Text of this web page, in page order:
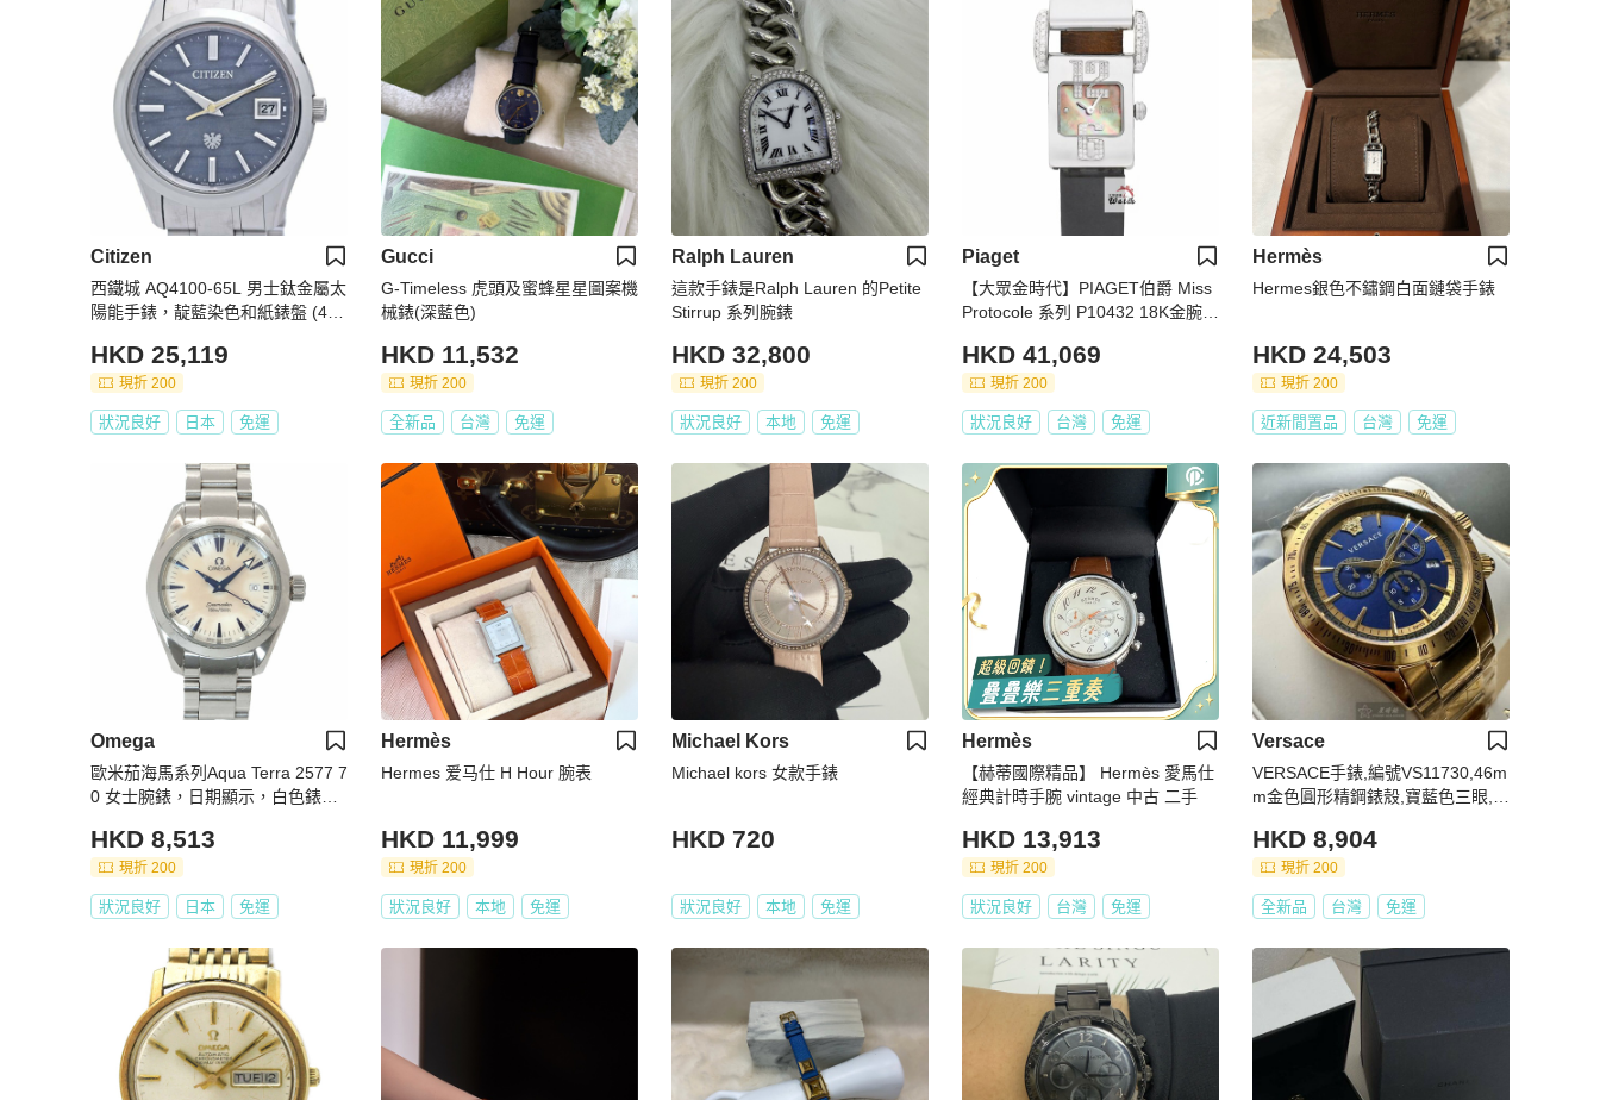
Citizen
西鐵城 AQ4100-65L 男士鈦金屬太
陽能手錶，靛藍染色和紙錶盤 (402
HKD 25,119
現折 200
狀況良好 日本 免運
Gucci
G-Timeless 虎頭及蜜蜂星星圖案機
械錶(深藍色)
HKD 11,532
現折 200
全新品 台灣 免運
Ralph Lauren
這款手錶是Ralph Lauren 的Petite
Stirrup 系列腕錶
HKD 32,800
現折 200
狀況良好 本地 免運
Piaget
【大眾金時代】PIAGET伯爵 Miss
Protocole 系列 P10432 18K金腕錶
HKD 41,069
現折 200
狀況良好 台灣 免運
Hermès
Hermes銀色不鏽鋼白面鏈袋手錶
HKD 24,503
現折 200
近新閒置品 台灣 免運
Omega
歐米茄海馬系列Aqua Terra 2577 7
0 女士腕錶，日期顯示，白色錶
HKD 8,513
現折 200
狀況良好 日本 免運
Hermès
Hermes 爱马仕 H Hour 腕表
HKD 11,999
現折 200
狀況良好 本地 免運
Michael Kors
Michael kors 女款手錶
HKD 720
狀況良好 本地 免運
Hermès
【赫蒂國際精品】 Hermès 愛馬仕
經典計時手腕 vintage 中古 二手
HKD 13,913
現折 200
狀況良好 台灣 免運
Versace
VERSACE手錶,編號VS11730,46m
m金色圓形精鋼錶殼,寶藍色三眼,
帶款
HKD 8,904
現折 200
全新品 台灣 免運